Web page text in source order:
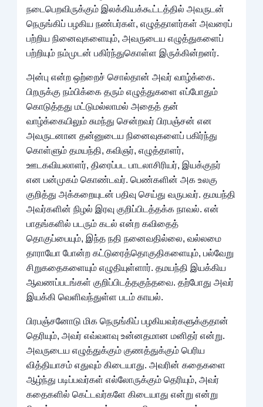
நடைபெறவிருக்கும் இலக்கியக்கூட்டத்தில் அவருடன்
நெருங்கிப் பழகிய நண்பர்கள், எழுத்தாளர்கள் அவரைப்
பற்றிய நினைவுகளையும், அவருடைய எழுத்துகளைப்
பற்றியும் நம்முடன் பகிர்ந்துகொள்ள இருக்கின்றனர்.
அன்பு என்ற ஒற்றைச் சொல்தான் அவர் வாழ்க்கை.
பிறருக்கு நம்பிக்கை தரும் எழுத்துகளை எப்போதும்
கொடுத்தது மட்டுமல்லாமல் அதைத் தன்
வாழ்க்கையிலும் சுமந்து சென்றவர் பிரபஞ்சன் என
அவருடனான தன்னுடைய நினைவுகளைப் பகிர்ந்து
கொள்ளும் தமயந்தி, கவிஞர், எழுத்தாளர்,
ஊடகவியலாளர், திரைப்பட பாடலாசிரியர், இயக்குநர்
என பன்முகம் கொண்டவர். பெண்களின் அக உலகு
குறித்து அக்கறையுடன் பதிவு செய்து வருபவர். தமயந்தி
அவர்களின் நிழல் இரவு குறிப்பிடத்தக்க நாவல். என்
பாதங்களில் படரும் கடல் என்ற கவிதைத்
தொகுப்பையும், இந்த நதி நனைவதில்லை, வல்லமை
தாராயோ போன்ற கட்டுரைத்தொகுதிகளையும், பல்வேறு
சிறுகதைகளையும் எழுதியுள்ளார். தமயந்தி இயக்கிய
ஆவணப்படங்கள் குறிப்பிடத்தகுந்தவை. தற்போது அவர்
இயக்கி வெளிவந்துள்ள படம் காயல்.
பிரபஞ்சனோடு மிக நெருங்கிப் பழகியவர்களுக்குதான்
தெரியும், அவர் எவ்வளவு உன்னதமான மனிதர் என்று.
அவருடைய எழுத்துக்கும் குணத்துக்கும் பெரிய
வித்தியாசம் எதுவும் கிடையாது. அவரின் கதைகளை
ஆழ்ந்து படிப்பவர்கள் எல்லோருக்கும் தெரியும், அவர்
கதைகளில் கெட்டவர்களே கிடையாது என்று என்று